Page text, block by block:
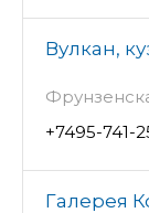
Вулкан,
+7495-741-
Галерея